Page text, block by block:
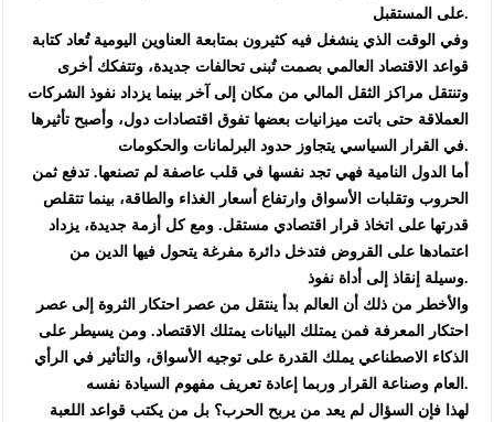
على المستقبل.
‏وفي الوقت الذي ينشغل فيه كثيرون بمتابعة العناوين اليومية تُعاد كتابة
قواعد الاقتصاد العالمي بصمت تُبنى تحالفات جديدة، وتتفكك أخرى
وتنتقل مراكز الثقل المالي من مكان إلى آخر بينما يزداد نفوذ الشركات
العملاقة حتى باتت ميزانيات بعضها تفوق اقتصادات دول، وأصبح تأثيرها
في القرار السياسي يتجاوز حدود البرلمانات والحكومات.
‏أما الدول النامية فهي تجد نفسها في قلب عاصفة لم تصنعها. تدفع ثمن
الحروب وتقلبات الأسواق وارتفاع أسعار الغذاء والطاقة، بينما تتقلص
قدرتها على اتخاذ قرار اقتصادي مستقل. ومع كل أزمة جديدة، يزداد
اعتمادها على القروض فتدخل دائرة مفرغة يتحول فيها الدين من
وسيلة إنقاذ إلى أداة نفوذ.
‏والأخطر من ذلك أن العالم بدأ ينتقل من عصر احتكار الثروة إلى عصر
احتكار المعرفة فمن يمتلك البيانات يمتلك الاقتصاد. ومن يسيطر على
الذكاء الاصطناعي يملك القدرة على توجيه الأسواق، والتأثير في الرأي
العام وصناعة القرار وربما إعادة تعريف مفهوم السيادة نفسه.
‏لهذا فإن السؤال لم يعد من يربح الحرب؟ بل من يكتب قواعد اللعبة